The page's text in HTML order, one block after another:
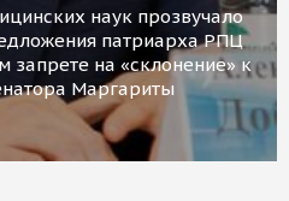
наук прозвучало
патриарха РПЦ
на «склонение» к
Маргариты